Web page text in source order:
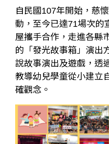
自民國107年開始，慈
動，至今已達71場次的
屋攜手合作，走進各縣
的「發光故事箱」演出
說故事演出及遊戲，透
教導幼兒學童從小建立
確觀念。